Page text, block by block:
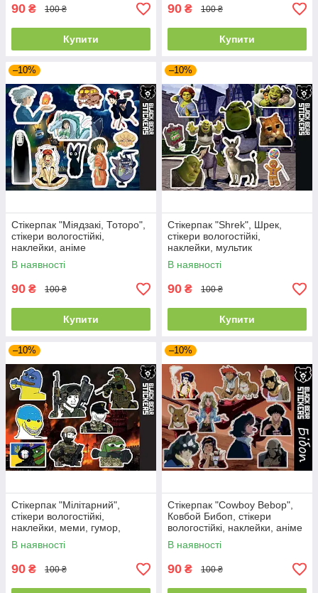
90 ₴ 100 ₴
Купити
90 ₴ 100 ₴
Купити
–10%
Стікерпак "Міядзакі, Тоторо",
стікери вологостійкі,
наклейки, аніме
В наявності
90 ₴ 100 ₴
Купити
–10%
Стікерпак "Shrek", Шрек,
стікери вологостійкі,
наклейки, мультик
В наявності
90 ₴ 100 ₴
Купити
–10%
Стікерпак "Мілітарний",
стікери вологостійкі,
наклейки, меми, гумор,
мемні стікери
В наявності
90 ₴ 100 ₴
–10%
Стікерпак "Cowboy Bebop",
Ковбой Бибоп, стікери
вологостійкі, наклейки, аніме
В наявності
90 ₴ 100 ₴